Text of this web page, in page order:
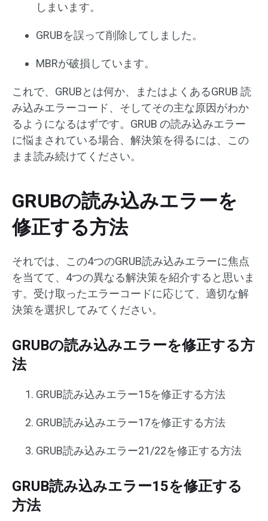
しまいます。
GRUBを誤って削除してしました。
MBRが破損しています。
これで、GRUBとは何か、またはよくあるGRUB 読
み込みエラーコード、そしてその主な原因がわか
るようになるはずです。GRUB の読み込みエラー
に悩まされている場合、解決策を得るには、この
まま読み続けてください。
GRUBの読み込みエラーを
修正する方法
それでは、この4つのGRUB読み込みエラーに焦点
を当てて、4つの異なる解決策を紹介すると思いま
す。受け取ったエラーコードに応じて、適切な解
決策を選択してみてください。
GRUBの読み込みエラーを修正する方
法
GRUB読み込みエラー15を修正する方法
GRUB読み込みエラー17を修正する方法
GRUB読み込みエラー21/22を修正する方法
GRUB読み込みエラー15を修正する
方法